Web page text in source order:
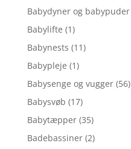
Babydyner og babypuder
Babylifte (1)
Babynests (11)
Babypleje (1)
Babysenge og vugger (56)
Babysvøb (17)
Babytæpper (35)
Badebassiner (2)